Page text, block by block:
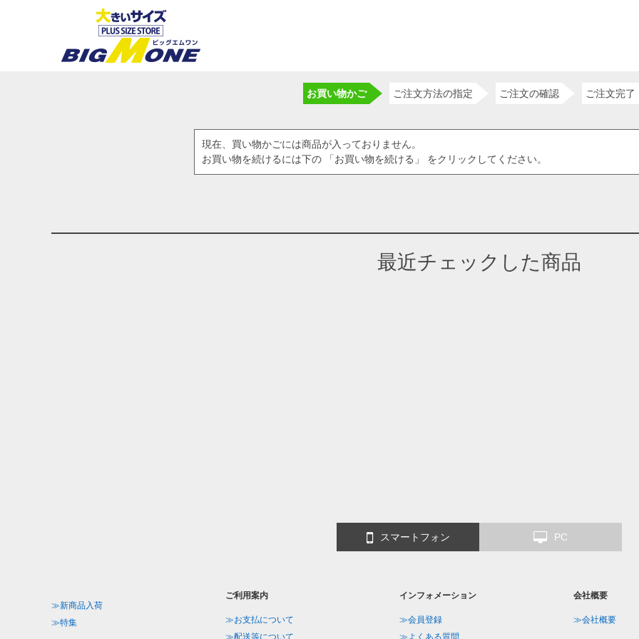
お買い物かご ご注文方法の指定 ご注文の確認 ご注文完了
現在、買い物かごには商品が入っておりません。
お買い物を続けるには下の 「お買い物を続ける」 をクリックしてください。
最近チェックした商品
スマートフォン PC
≫新商品入荷
≫特集
ご利用案内
≫お支払について
≫配送等について
インフォメーション
≫会員登録
≫よくある質問
会社概要
≫会社概要